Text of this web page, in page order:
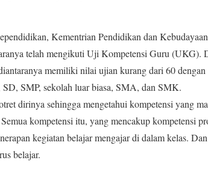
Kementrian Pendidikan dan
telah mengikuti Uji Kompetensi Guru
memiliki nilai ujian kurang dari 60
SMP, sekolah luar biasa, SMA, dan SMK.
dirinya sehingga mengetahui kompetensi yang
kompetensi itu, yang mencakup kompetensi
kegiatan belajar mengajar di dalam kelas.
belajar.